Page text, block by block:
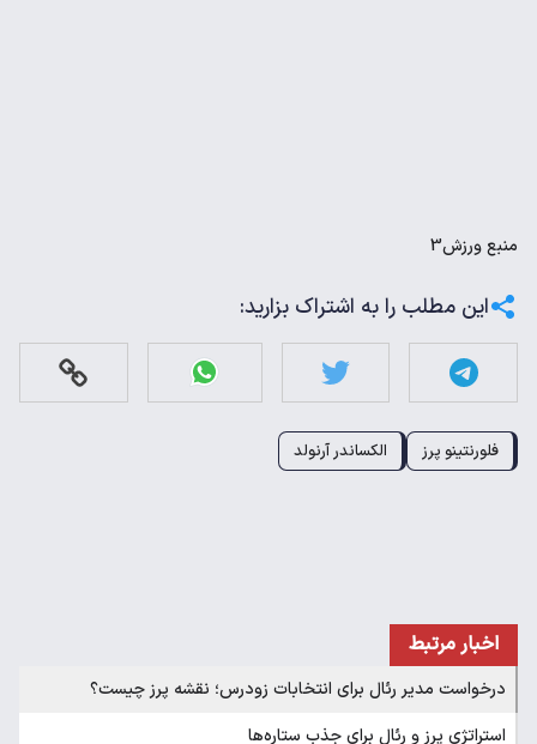
منبعورزش3
این مطلب را به اشتراک بزارید:
فلورنتینو پرز الکساندر آرنولد
اخبار مرتبط
درخواست مدیر رئال برای انتخابات زودرس؛ نقشه پرز چیست؟
استراتژی پرز و رئال برای جذب ستاره‌ها